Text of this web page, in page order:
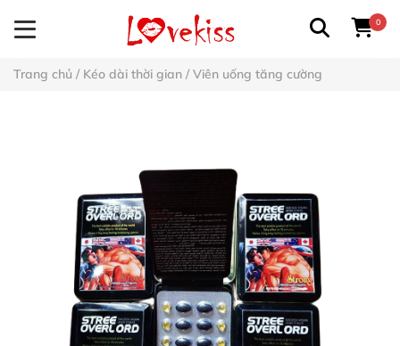
0
Trang chủ / Kéo dài thời gian / Viên uống tăng cường